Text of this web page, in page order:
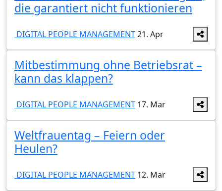
die garantiert nicht funktionieren
DIGITAL PEOPLE MANAGEMENT21. Apr
Mitbestimmung ohne Betriebsrat –
kann das klappen?
DIGITAL PEOPLE MANAGEMENT 17. Mar
Weltfrauentag – Feiern oder
Heulen?
DIGITAL PEOPLE MANAGEMENT 12. Mar